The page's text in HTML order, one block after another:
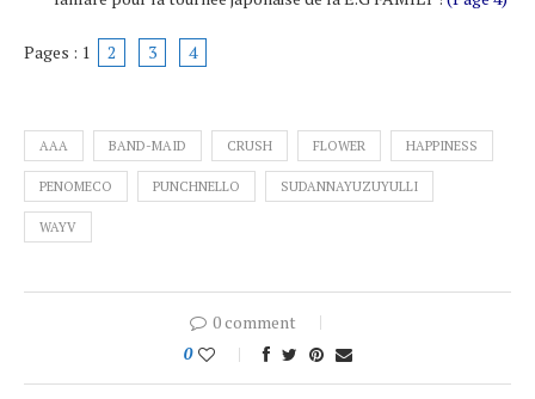
Pages : 1 2 3 4
AAA BAND-MAID CRUSH FLOWER HAPPINESS
PENOMECO PUNCHNELLO SUDANNAYUZUYULLI
WAYV
0 comment
0